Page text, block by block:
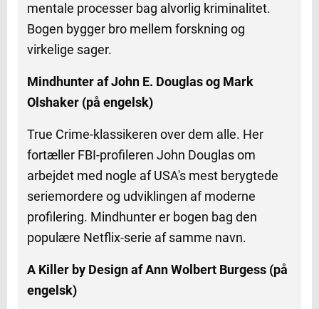
mentale processer bag alvorlig kriminalitet.
Bogen bygger bro mellem forskning og
virkelige sager.
Mindhunter af John E. Douglas og Mark
Olshaker (på engelsk)
True Crime-klassikeren over dem alle. Her
fortæller FBI-profileren John Douglas om
arbejdet med nogle af USA's mest berygtede
seriemordere og udviklingen af moderne
profilering. Mindhunter er bogen bag den
populære Netflix-serie af samme navn.
A Killer by Design af Ann Wolbert Burgess (på
engelsk)